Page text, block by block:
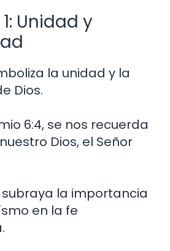
Unidad y
la unidad y la
Dios.
6:4, se nos recuerda
Dios, el Señor
subraya la importancia
en la fe